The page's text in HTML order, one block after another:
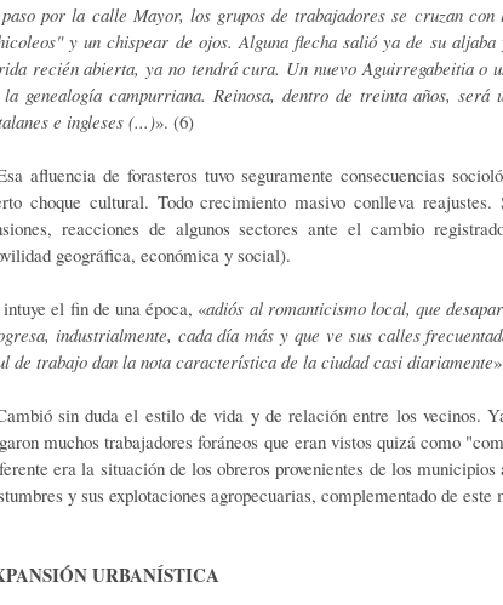
por la calle Mayor, los grupos de trabajadores se cruzan con
y un chispear de ojos. Alguna flecha salió ya de su
recién abierta, ya no tendrá cura. Un nuevo Aguirregabeitia o
genealogía campurriana. Reinosa, dentro de treinta años, será
e ingleses (...)». (6)
afluencia de forasteros tuvo seguramente consecuencias
choque cultural. Todo crecimiento masivo conlleva
reacciones de algunos sectores ante el cambio
geográfica, económica y social).
intuye el fin de una época, «adiós al romanticismo local, que
industrialmente, cada día más y que ve sus calles
de trabajo dan la nota característica de la ciudad casi diariamente
sin duda el estilo de vida y de relación entre los vecinos.
muchos trabajadores foráneos que eran vistos quizá como
era la situación de los obreros provenientes de los
y sus explotaciones agropecuarias, complementado de este
URBANÍSTICA